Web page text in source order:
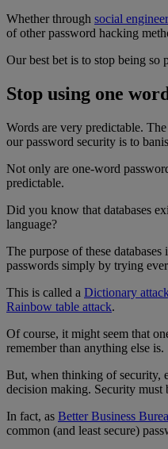
Whether through social
of other password hacking
Our best bet is to stop being so
Stop using one
Words are very predictable.
our password security is to
Not only are one-word
predictable.
Did you know that databases
language?
The purpose of these
passwords simply by trying
This is called a Dictionary
Rainbow table attack.
Of course, it might seem that
remember than anything else is.
But, when thinking of security,
decision making. Security must
In fact, as Better Business
common (and least secure)